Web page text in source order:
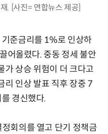
. [사진= 연합뉴스 제공]
준금리를 1%로 인상하
어올렸다. 중동 정세 불안
가 상승 위험이 더 크다고
리 인상 발표 직후 장중 7
경신했다.
회의를 열고 단기 정책금